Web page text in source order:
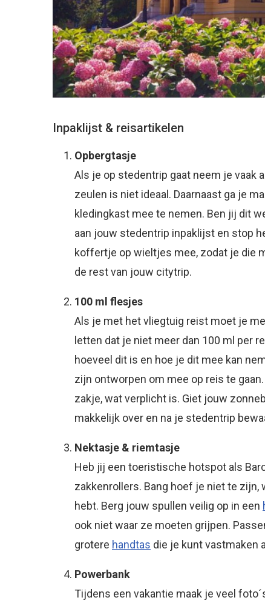
Inpaklijst & reisartikelen
Opbergtasje
Als je op stedentrip gaat neem je vaak
zeulen is niet ideaal. Daarnaast ga je
kledingkast mee te nemen. Ben jij dit
aan jouw stedentrip inpaklijst en stop
koffertje op wieltjes mee, zodat je die
de rest van jouw citytrip.
100 ml flesjes
Als je met het vliegtuig reist moet je
letten dat je niet meer dan 100 ml per
hoeveel dit is en hoe je dit mee kan
zijn ontworpen om mee op reis te
zakje, wat verplicht is. Giet jouw
makkelijk over en na je stedentrip
Nektasje & riemtasje
Heb jij een toeristische hotspot als
zakkenrollers. Bang hoef je niet te
hebt. Berg jouw spullen veilig op in een
ook niet waar ze moeten grijpen.
grotere handtas die je kunt vastmaken
Powerbank
Tijdens een vakantie maak je veel